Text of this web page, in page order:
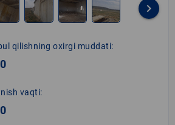
keyboard_arrow_right
qilishning oxirgi muddati:
vaqti: